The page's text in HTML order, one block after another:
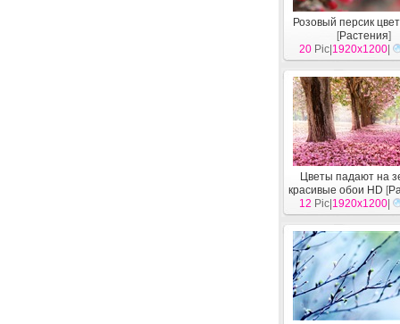
Розовый персик
[Растения]
20 Pic| 1920x1200
Цветы падают на
красивые обои HD [
12 Pic| 1920x1200